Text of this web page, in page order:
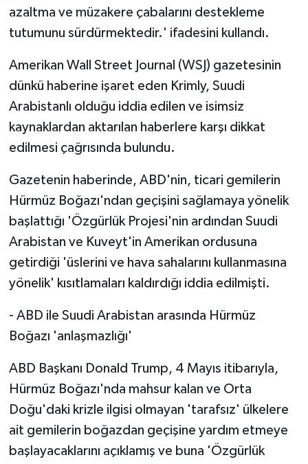
azaltma ve müzakere çabalarını destekleme
tutumunu sürdürmektedir.' ifadesini kullandı.
Amerikan Wall Street Journal (WSJ) gazetesinin
dünkü haberine işaret eden Krimly, Suudi
Arabistanlı olduğu iddia edilen ve isimsiz
kaynaklardan aktarılan haberlere karşı dikkat
edilmesi çağrısında bulundu.
Gazetenin haberinde, ABD'nin, ticari gemilerin
Hürmüz Boğazı'ndan geçişini sağlamaya yönelik
başlattığı 'Özgürlük Projesi'nin ardından Suudi
Arabistan ve Kuveyt'in Amerikan ordusuna
getirdiği 'üslerini ve hava sahalarını kullanmasına
yönelik' kısıtlamaları kaldırdığı iddia edilmişti.
- ABD ile Suudi Arabistan arasında Hürmüz
Boğazı 'anlaşmazlığı'
ABD Başkanı Donald Trump, 4 Mayıs itibarıyla,
Hürmüz Boğazı'nda mahsur kalan ve Orta
Doğu'daki krizle ilgisi olmayan 'tarafsız' ülkelere
ait gemilerin boğazdan geçişine yardım etmeye
başlayacaklarını açıklamış ve buna 'Özgürlük